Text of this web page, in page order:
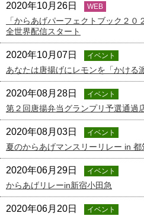
2020年10月26日 WEB
「からあげパーフェクトブック２
全世界配信スタート
2020年10月07日 イベント
あなたは唐揚げにレモンを「かける
2020年08月28日 イベント
第２回唐揚弁当グランプリ予選通過
2020年08月03日 イベント
夏のからあげマンスリーリレー in 都
2020年06月29日 イベント
からあげリレーin新宿小田急
2020年06月20日 イベント